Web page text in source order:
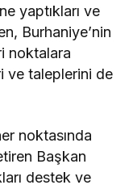
yaptıkları ve
Burhaniye’nin
noktalara
ve taleplerini de
noktasında
Başkan
destek ve